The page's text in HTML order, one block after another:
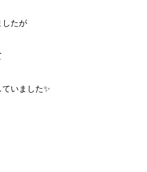
したが
いました✨